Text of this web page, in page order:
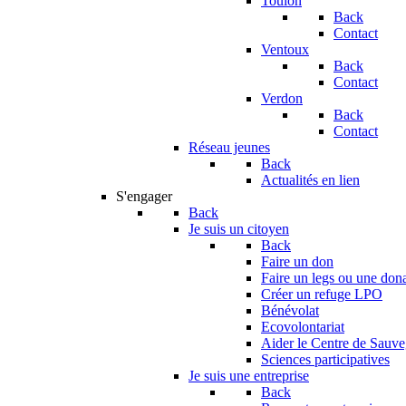
Back
Contact
Ventoux
Back
Contact
Verdon
Back
Contact
Réseau jeunes
Back
Actualités en lien
S'engager
Back
Je suis un citoyen
Back
Faire un don
Faire un legs ou une
Créer un refuge LPO
Bénévolat
Ecovolontariat
Aider le Centre de
Sciences participatives
Je suis une entreprise
Back